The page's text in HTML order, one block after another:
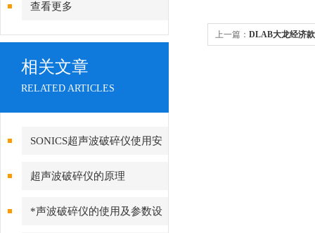
查看更多
相关文章
RELATED ARTICLES
SONICS超声波破碎仪使用安
全注意事项
超声波破碎仪的原理
*声波破碎仪的使用及参数设
上一篇： DLAB大龙经济